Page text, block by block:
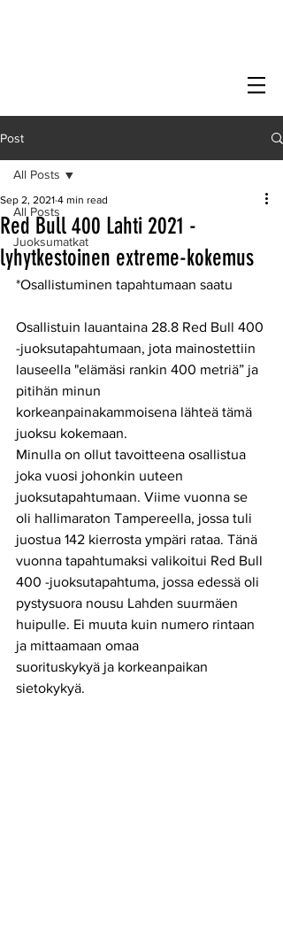
Post
All Posts
Juoksumatkat
All Posts
Red Bull 400 Lahti 2021 -
lyhytkestoinen extreme-kokemus
Sep 2, 2021 4 min read
*Osallistuminen tapahtumaan saatu
Osallistuin lauantaina 28.8 Red Bull 400
-juoksutapahtumaan, jota mainostettiin
lauseella "elämäsi rankin 400 metriä” ja
pitihän minun
korkeanpainakammoisena lähteä tämä
juoksu kokemaan.
Minulla on ollut tavoitteena osallistua
joka vuosi johonkin uuteen
juoksutapahtumaan. Viime vuonna se
oli hallimaraton Tampereella, jossa tuli
juostua 142 kierrosta ympäri rataa. Tänä
vuonna tapahtumaksi valikoitui Red Bull
400 -juoksutapahtuma, jossa edessä oli
pystysuora nousu Lahden suurmäen
huipulle. Ei muuta kuin numero rintaan
ja mittaamaan omaa
suorituskykyä ja korkeanpaikan
sietokykyä.